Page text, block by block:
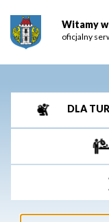
Witamy
oficjalny
DLA